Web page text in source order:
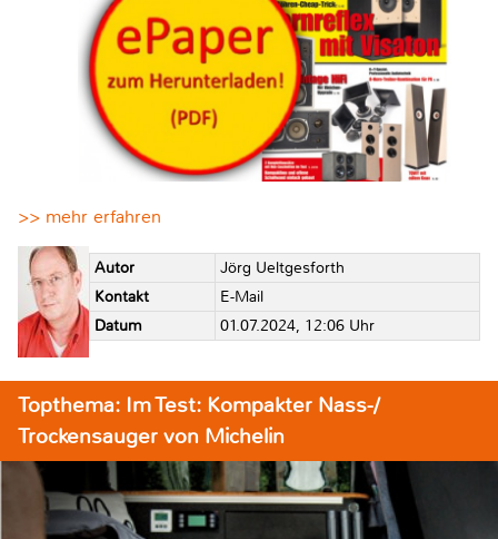
>> mehr erfahren
Autor
Jörg Ueltgesforth
Kontakt
E-Mail
Datum
01.07.2024, 12:06 Uhr
Topthema: Im Test: Kompakter Nass-/
Trockensauger von Michelin